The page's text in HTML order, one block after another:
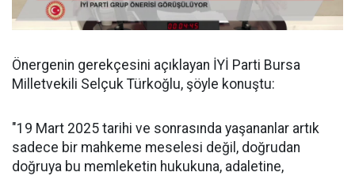
Önergenin gerekçesini açıklayan İYİ Parti Bursa
Milletvekili Selçuk Türkoğlu, şöyle konuştu:
"19 Mart 2025 tarihi ve sonrasında yaşananlar artık
sadece bir mahkeme meselesi değil, doğrudan
doğruya bu memleketin hukukuna, adaletine,